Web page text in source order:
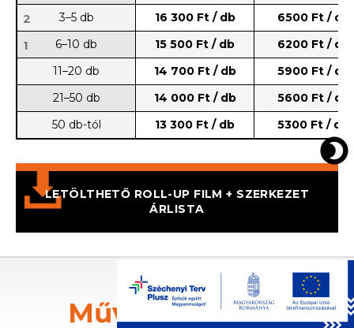
2 3–5 db 16 300 Ft / db 6500 Ft / db
1 6–10 db 15 500 Ft / db
6200 Ft / db
11–20 db
14 700 Ft / db
5900 Ft / db
21–50 db
14 000 Ft / db
5600 Ft / db
50 db-tól
13 300 Ft / db 5300 Ft / db
LETÖLTHETŐ ROLL-UP FILM + SZERKEZET
ÁRLISTA
Művészi vászon